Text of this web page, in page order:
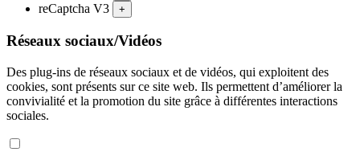
reCaptcha V3 +
Réseaux sociaux/Vidéos
Des plug-ins de réseaux sociaux et de vidéos, qui exploitent des
cookies, sont présents sur ce site web. Ils permettent d’améliorer la
convivialité et la promotion du site grâce à différentes interactions
sociales.